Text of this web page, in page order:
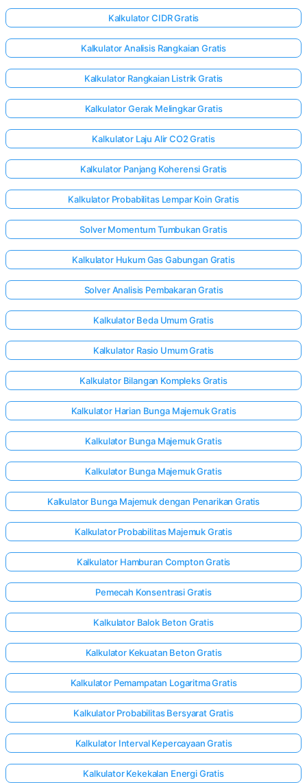
Kalkulator CIDR Gratis
Kalkulator Analisis Rangkaian Gratis
Kalkulator Rangkaian Listrik Gratis
Kalkulator Gerak Melingkar Gratis
Kalkulator Laju Alir CO2 Gratis
Kalkulator Panjang Koherensi Gratis
Kalkulator Probabilitas Lempar Koin Gratis
Solver Momentum Tumbukan Gratis
Kalkulator Hukum Gas Gabungan Gratis
Solver Analisis Pembakaran Gratis
Kalkulator Beda Umum Gratis
Kalkulator Rasio Umum Gratis
Kalkulator Bilangan Kompleks Gratis
Kalkulator Harian Bunga Majemuk Gratis
Kalkulator Bunga Majemuk Gratis
Kalkulator Bunga Majemuk Gratis
Kalkulator Bunga Majemuk dengan Penarikan Gratis
Kalkulator Probabilitas Majemuk Gratis
Kalkulator Hamburan Compton Gratis
Pemecah Konsentrasi Gratis
Kalkulator Balok Beton Gratis
Kalkulator Kekuatan Beton Gratis
Kalkulator Pemampatan Logaritma Gratis
Kalkulator Probabilitas Bersyarat Gratis
Kalkulator Interval Kepercayaan Gratis
Kalkulator Kekekalan Energi Gratis